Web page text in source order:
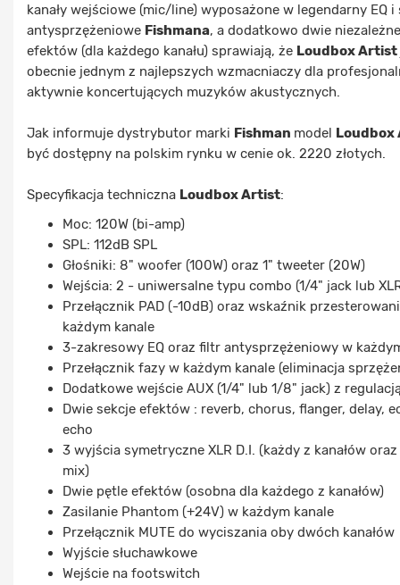
kanały wejściowe (mic/line) wyposażone w legendarny EQ
antysprzężeniowe Fishmana, a dodatkowo dwie
efektów (dla każdego kanału) sprawiają, że Loudbox Artist
obecnie jednym z najlepszych wzmacniaczy dla
aktywnie koncertujących muzyków akustycznych.
Jak informuje dystrybutor marki Fishman model
być dostępny na polskim rynku w cenie ok. 2220 złotych.
Specyfikacja techniczna Loudbox Artist:
Moc: 120W (bi-amp)
SPL: 112dB SPL
Głośniki: 8" woofer (100W) oraz 1" tweeter (20W)
Wejścia: 2 - uniwersalne typu combo (1/4" jack lub
Przełącznik PAD (-10dB) oraz wskaźnik
każdym kanale
3-zakresowy EQ oraz filtr antysprzężeniowy w
Przełącznik fazy w każdym kanale (eliminacja
Dodatkowe wejście AUX (1/4" lub 1/8" jack) z
Dwie sekcje efektów : reverb, chorus, flanger, delay,
echo
3 wyjścia symetryczne XLR D.I. (każdy z kanałów oraz
mix)
Dwie pętle efektów (osobna dla każdego z kanałów)
Zasilanie Phantom (+24V) w każdym kanale
Przełącznik MUTE do wyciszania oby dwóch kanałów
Wyjście słuchawkowe
Wejście na footswitch